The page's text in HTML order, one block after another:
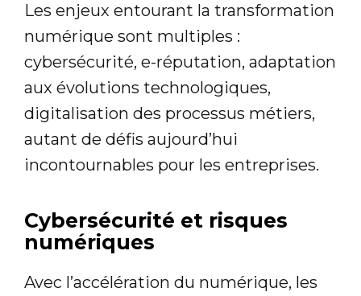
Les enjeux entourant la transformation
numérique sont multiples :
cybersécurité, e-réputation, adaptation
aux évolutions technologiques,
digitalisation des processus métiers,
autant de défis aujourd’hui
incontournables pour les entreprises.
Cybersécurité et risques
numériques
Avec l’accélération du numérique, les